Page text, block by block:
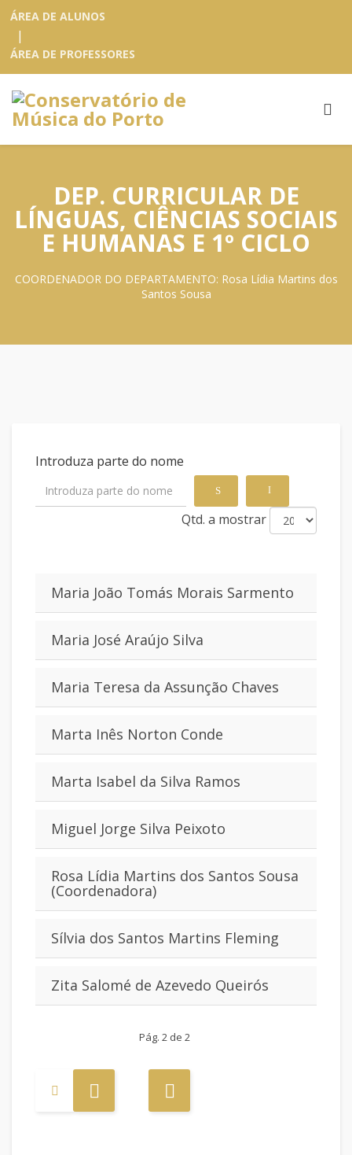
ÁREA DE ALUNOS
|
ÁREA DE PROFESSORES
DEP. CURRICULAR DE
LÍNGUAS, CIÊNCIAS SOCIAIS
E HUMANAS E 1º CICLO
COORDENADOR DO DEPARTAMENTO: Rosa Lídia Martins dos
Santos Sousa
Introduza parte do nome
Qtd. a mostrar
Maria João Tomás Morais Sarmento
Maria José Araújo Silva
Maria Teresa da Assunção Chaves
Marta Inês Norton Conde
Marta Isabel da Silva Ramos
Miguel Jorge Silva Peixoto
Rosa Lídia Martins dos Santos Sousa
(Coordenadora)
Sílvia dos Santos Martins Fleming
Zita Salomé de Azevedo Queirós
Pág. 2 de 2